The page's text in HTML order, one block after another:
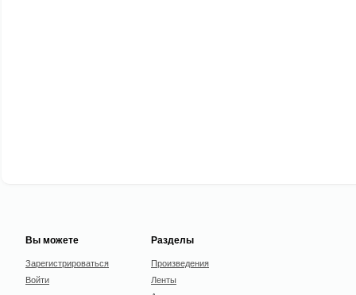
Вы можете
Зарегистрироваться
Войти
Разделы
Произведения
Ленты